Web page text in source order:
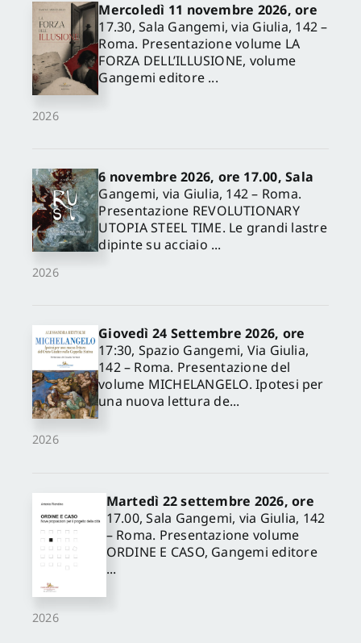
2026
Mercoledì 11 novembre 2026, ore
17.30, Sala Gangemi, via Giulia, 142 –
Roma. Presentazione volume LA
FORZA DELL’ILLUSIONE, volume
Gangemi editore ...
2026
6 novembre 2026, ore 17.00, Sala
Gangemi, via Giulia, 142 – Roma.
Presentazione REVOLUTIONARY
UTOPIA STEEL TIME. Le grandi lastre
dipinte su acciaio ...
2026
Giovedì 24 Settembre 2026, ore
17:30, Spazio Gangemi, Via Giulia,
142 – Roma. Presentazione del
volume MICHELANGELO. Ipotesi per
una nuova lettura de...
2026
Martedì 22 settembre 2026, ore
17.00, Sala Gangemi, via Giulia, 142
– Roma. Presentazione volume
ORDINE E CASO, Gangemi editore
...